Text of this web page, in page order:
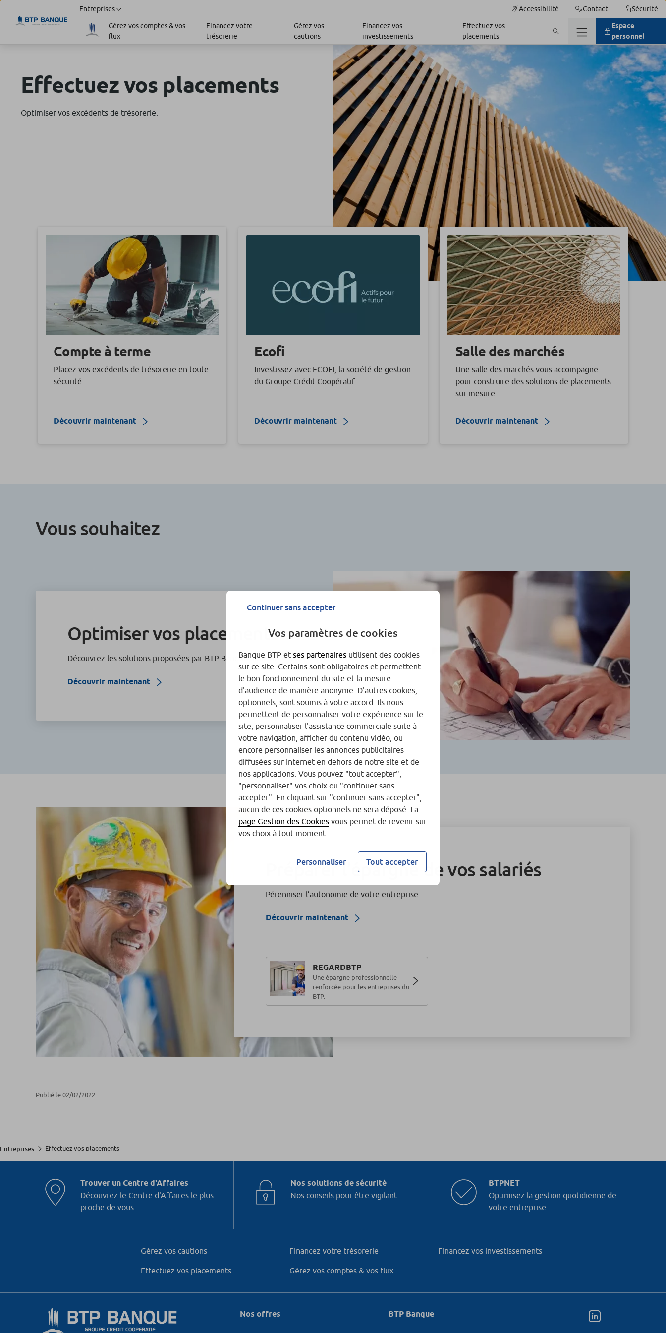
Entreprises Accessibilité Contact Sécurité
Gérez vos comptes & vos
flux
Financez votre
trésorerie
Gérez vos
cautions
Financez vos
investissements
Effectuez vos
placements
Espace
personnel
Effectuez vos placements
Optimiser vos excédents de trésorerie.
Compte à terme
Placez vos excédents de trésorerie en toute
sécurité.
Découvrir maintenant
Ecofi
Investissez avec ECOFI, la société de gestion
du Groupe Crédit Coopératif.
Découvrir maintenant
Salle des marchés
Une salle des marchés vous accompagne
pour construire des solutions de placements
sur-mesure.
Découvrir maintenant
Vous souhaitez
Optimiser vos placements
Découvrez les solutions proposées par BTP Banque pour vos excédents de trésorerie.
Découvrir maintenant
Préparer l’épargne de vos salariés
Pérenniser l’autonomie de votre entreprise.
Découvrir maintenant
REGARDBTP
Une épargne professionnelle
renforcée pour les entreprises du
BTP.
Publié le 02/02/2022
Entreprises Effectuez vos placements
Trouver un Centre d'Affaires
Découvrez le Centre d'Affaires le plus
proche de vous
Nos solutions de sécurité
Nos conseils pour être vigilant
BTPNET
Optimisez la gestion quotidienne de
votre entreprise
Gérez vos cautions Financez votre trésorerie Financez vos investissements
Effectuez vos placements Gérez vos comptes & vos flux
Nos offres BTP Banque
Continuer sans accepter
Vos paramètres de cookies
Banque BTP et ses partenaires utilisent des cookies
sur ce site. Certains sont obligatoires et permettent
le bon fonctionnement du site et la mesure
d'audience de manière anonyme. D'autres cookies,
optionnels, sont soumis à votre accord. Ils nous
permettent de personnaliser votre expérience sur le
site, personnaliser l'assistance commerciale suite à
votre navigation, afficher du contenu vidéo, ou
encore personnaliser les annonces publicitaires
diffusées sur Internet en dehors de notre site et de
nos applications. Vous pouvez "tout accepter",
"personnaliser" vos choix ou "continuer sans
accepter". En cliquant sur "continuer sans accepter",
aucun de ces cookies optionnels ne sera déposé. La
page Gestion des Cookies vous permet de revenir sur
vos choix à tout moment.
Personnaliser Tout accepter